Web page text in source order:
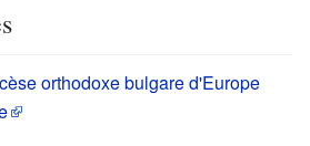
orthodoxe bulgare d'Europe